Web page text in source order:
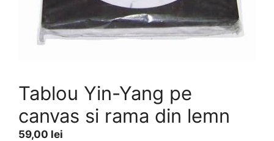
Tablou Yin-Yang pe
canvas si rama din lemn
59,00 lei